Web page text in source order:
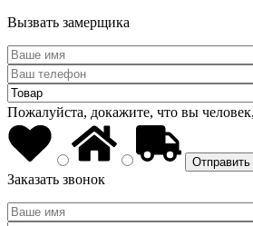
Вызвать замерщика
Пожалуйста, докажите, что вы
Заказать звонок